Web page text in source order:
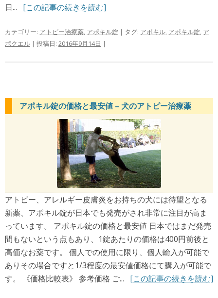
日... [この記事の続きを読む]
カテゴリー: アトピー治療薬, アポキル錠 | タグ: アポキル, アポキル錠, ア
ポクエル | 投稿日: 2016年9月14日 |
アポキル錠の価格と最安値 – 犬のアトピー治療薬
アトピー、アレルギー皮膚炎をお持ちの犬には待望となる
新薬、アポキル錠が日本でも発売がされ非常に注目が高ま
っています。 アポキル錠の価格と最安値 日本ではまだ発売
間もないという点もあり、1錠あたりの価格は400円前後と
高価なお薬です。 個人での使用に限り、個人輸入が可能で
ありその場合ですと1/3程度の最安値価格にて購入が可能で
す。 《価格比較表》 参考価格 ご... [この記事の続きを読む]